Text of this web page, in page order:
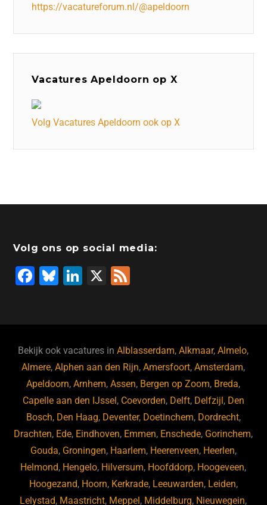
https://vacatureforum.nl/@apeldoorn
Vacatures Apeldoorn op X
Volg Vacatures Apeldoorn ook op X
Volg ons op social media:
F
b
o
o
k
Bl
ky
Li
dI
n
X
Bekijk ook vacatures inAlblasserdam,Alkmaar,Almelo,
Almere,Alphen aan den Rijn,Amersfoort,Amsterdam,
Apeldoorn,Arnhem,Assen, Bergen op Zoom, Breda,
Capelle aan den IJssel, Coevorden, Delft, Delfzijl, Den
Bosch, Den Haag, Deventer, Doetinchem, Dordrecht,
Drachten, Ede, Eindhoven, Emmen, Enschede, Gorinchem,
Gouda, Groningen, Haarlem, Heerenveen, Heerlen,
Helmond, Hengelo, Hilversum, Hoofddorp, Hoogeveen,
Hoogezand, Hoorn, Kerkrade, Leeuwarden, Leiden,
Lelystad, Maastricht, Meppel, Middelburg, Nieuwegein,